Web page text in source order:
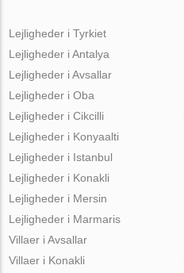
Lejligheder i Tyrkiet
Lejligheder i Antalya
Lejligheder i Avsallar
Lejligheder i Oba
Lejligheder i Cikcilli
Lejligheder i Konyaalti
Lejligheder i Istanbul
Lejligheder i Konakli
Lejligheder i Mersin
Lejligheder i Marmaris
Villaer i Avsallar
Villaer i Konakli